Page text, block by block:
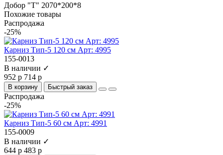
Добор "Т" 2070*200*8
Похожие товары
Распродажа
-25%
Карниз Тип-5 120 см Арт: 4995
155-0013
В наличии ✓
952 р 714 р
В корзину Быстрый заказ
Распродажа
-25%
Карниз Тип-5 60 см Арт: 4991
155-0009
В наличии ✓
644 р 483 р